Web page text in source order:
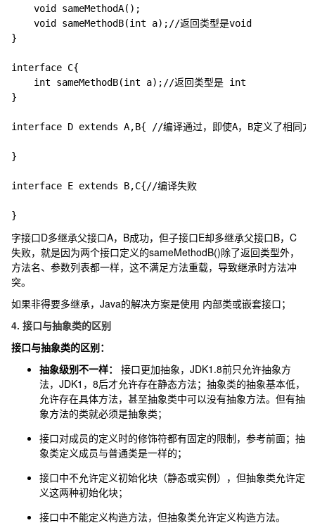
	void sameMethodA();
	void sameMethodB(int a);//返回类型是void
}
interface C{
}
interface D extends A,B{ //编译通过，即使A，B定义了相同方
}
interface E extends B,C{//编译失败
字接口D多继承父接口A，B成功，但子接口E却多继承父接口B，C
失败，就是因为两个接口定义的sameMethodB()除了返回类型外，
方法名、参数列表都一样，这不满足方法重载，导致继承时方法冲
突。
如果非得要多继承，Java的解决方案是使用 内部类或嵌套接口；
4. 接口与抽象类的区别
接口与抽象类的区别：
抽象级别不一样：
接口更加抽象，JDK1.8前只允许抽象方
法，JDK1，8后才允许存在静态方法；抽象类的抽象基本低，
允许存在具体方法，甚至抽象类中可以没有抽象方法。但有抽
象方法的类就必须是抽象类；
接口对成员的定义时的修饰符都有固定的限制，参考前面；抽
象类定义成员与普通类是一样的；
接口中不允许定义初始化块（静态或实例），但抽象类允许定
义这两种初始化块；
接口中不能定义构造方法，但抽象类允许定义构造方法。